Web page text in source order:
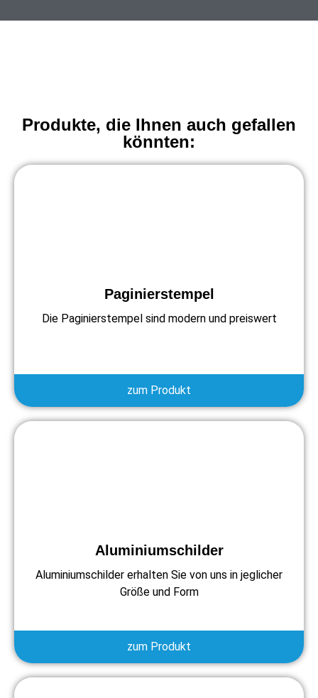
Produkte, die Ihnen auch gefallen
könnten:
Paginierstempel
Die Paginierstempel sind modern und preiswert
zum Produkt
Aluminiumschilder
Aluminiumschilder erhalten Sie von uns in jeglicher
Größe und Form
zum Produkt